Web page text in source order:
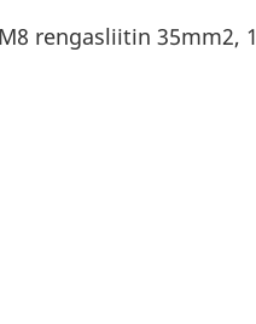
rengasliitin